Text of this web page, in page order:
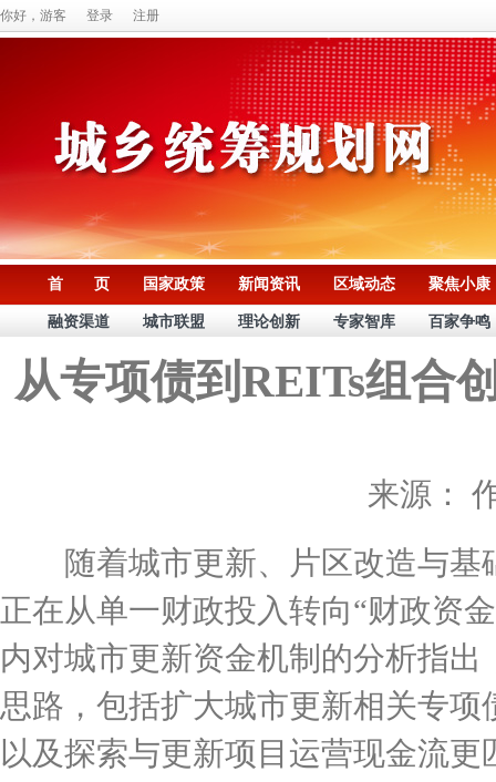
你好，游客 登录 注册
首 页 国家政策 新闻资讯 区域动态 聚焦小康
融资渠道 城市联盟 理论创新 专家智库 百家争鸣
从专项债到REITs组合
来源：
随着城市更新、片区改造与基
正在从单一财政投入转向“财政资
内对城市更新资金机制的分析指
思路，包括扩大城市更新相关专
以及探索与更新项目运营现金流